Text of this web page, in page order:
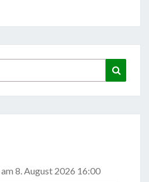
am 8. August 2026 16:00